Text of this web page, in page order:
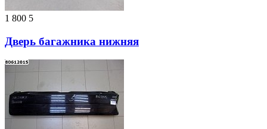
1 800 5
Дверь багажника нижняя